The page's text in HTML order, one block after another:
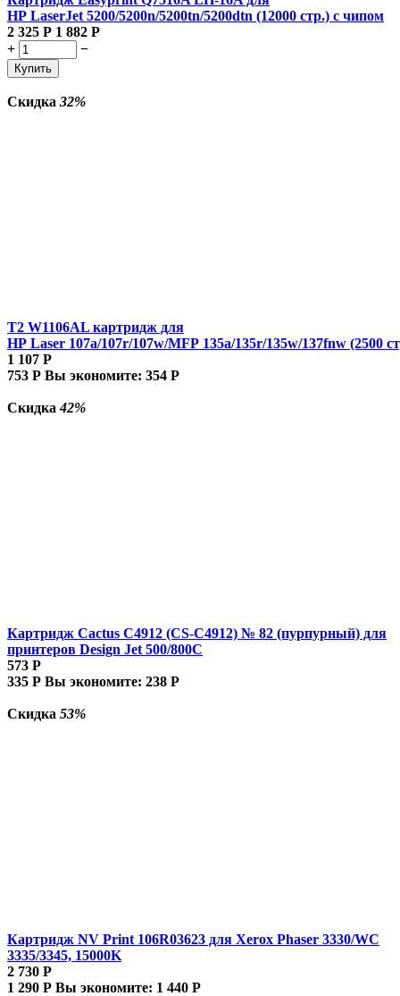
HP LaserJet 5200/5200n/5200tn/5200dtn (12000 стр.) с чипом
2 325 Р 1 882 Р
+
−
Купить
Скидка 32%
T2 W1106AL картридж для
HP Laser 107a/107r/107w/MFP 135a/135r/135w/137fnw (2500
1 107 Р
753 Р Вы экономите: 354 Р
Скидка42%
Картридж Cactus C4912 (CS-C4912) № 82 (пурпурный) для
принтеров Design Jet 500/800C
573 Р
335 Р Вы экономите: 238 Р
Скидка 53%
Картридж NV Print 106R03623 для Xerox Phaser 3330/WC
3335/3345, 15000K
2 730 Р
1 290 Р Вы экономите: 1 440 Р